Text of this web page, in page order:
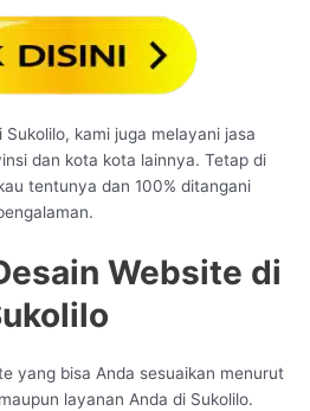
Sukolilo, kami juga melayani jasa
dan kota kota lainnya. Tetap di
tentunya dan 100% ditangani
Website di
yang bisa Anda sesuaikan menurut
layanan Anda di Sukolilo.